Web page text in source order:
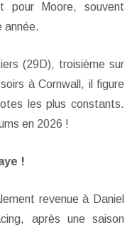
pour Moore, souvent
année.
(29D), troisième sur
à Cornwall, il figure
les plus constants.
en 2026 !
!
revenue à Daniel
après une saison